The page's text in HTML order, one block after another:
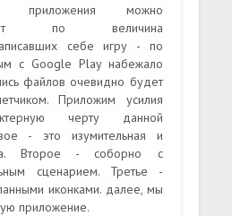
приложения можно
по величина
себе игру - по
с Google Play набежало
файлов очевидно будет
Приложим усилия
черту данной
- это изумительная и
Второе - соборно с
сценарием. Третье -
иконками. далее, мы
приложение.